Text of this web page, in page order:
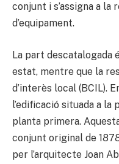
conjunt i s’assigna a la
d’equipament.
La part descatalogada
estat, mentre que la
d’interès local (BCIL).
l’edificació situada a
planta primera.
conjunt original de
per l’arquitecte Joan